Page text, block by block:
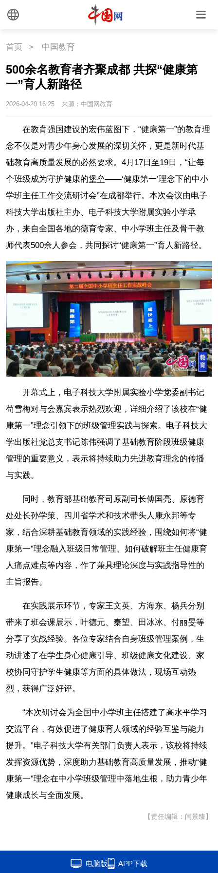
首页 > 中国教育
500余名教育者齐聚成都 共探“健康第
一”育人新路径
2026-04-20 16:25 来源：中国网教育
在教育强国建设的宏伟蓝图下，“健康第一”的教育理
念不仅是对青少年身心发展的深切关怀，更是新时代基
础教育高质量发展的必然要求。4月17日至19日，“让每
个班级成为守护健康的堡垒——‘健康第一’理念下的中小
学班主任工作交流研讨会”在成都举行。本次会议由电子
科技大学出版社主办、电子科技大学附属实验小学承
办，来自全国各地的德育专家、中小学班主任及骨干教
师代表500余人参会，共同探讨“健康第一”育人新路径。
开幕式上，电子科技大学附属实验小学党委副书记
苟雪梅对与会嘉宾表示热烈欢迎，详细介绍了该校在“健
康第一”理念引领下的班级管理实践与探索。电子科技大
学出版社党总支书记陈伟强调了基础教育阶段班级健康
管理的重要意义，表示将持续助力先进教育理念的传播
与实践。
同时，教育部基础教育司原副司长傅国亮、原德育
处处长孙学策、四川省学术和技术带头人康永邦等专
家，结合深耕基础教育领域的实践经验，围绕如何将“健
康第一”理念融入班级日常管理、如何破解班主任健康育
人痛点难点等内容，作了兼具理论深度与实践指导性的
主旨报告。
在实践展示环节，专家王文英、方海东、杨兵分别
带来了班会课展示，叶德元、秦望、田冰冰、付丽旻等
分享了实战经验。各位专家结合自身班级管理案例，生
动讲述了在学生身心健康引导、班级健康文化建设、家
校协同守护学生健康等方面的具体做法，现场互动热
烈，获得广泛好评。
“本次研讨会为全国中小学班主任搭建了高水平学习
交流平台，有效促进了健康育人领域的经验互鉴与能力
提升。”电子科技大学有关部门负责人表示，该校将持续
发挥资源优势，深度助力基础教育高质量发展，推动“健
康第一”理念在中小学班级管理中落地生根，助力青少年
健康成长与全面发展。
【责任编辑：闫景臻】
电脑版 APP下载